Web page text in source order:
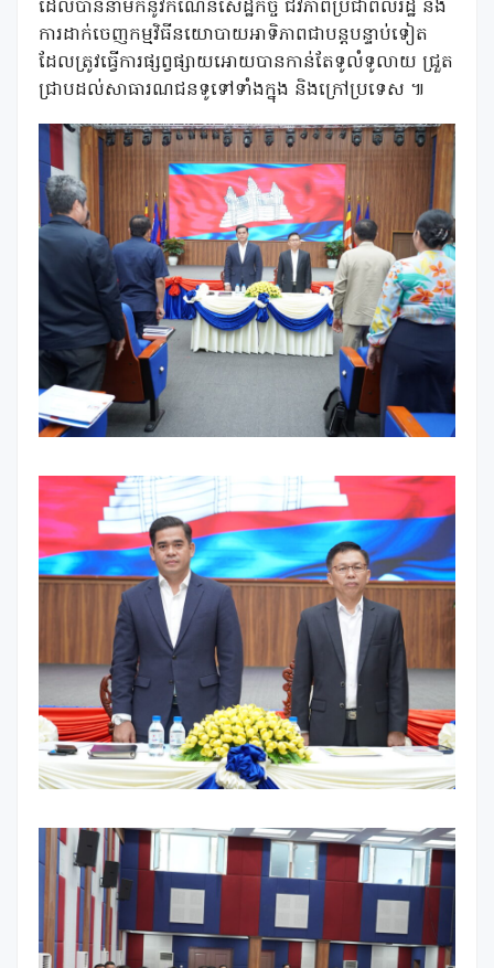
ដែលបាននាំមកនូវកំណើនសេដ្ឋកិច្ច ជីវភាពប្រជាពលរដ្ឋ និង
ការដាក់ចេញកម្មវិធីនយោបាយអាទិភាពជាបន្តបន្ទាប់ទៀត
ដែលត្រូវធ្វើការផ្សព្វផ្សាយអោយបានកាន់តែទូលំទូលាយ ជ្រួត
ជ្រាបដល់សាធារណជនទូទៅទាំងក្នុង និងក្រៅប្រទេស ៕